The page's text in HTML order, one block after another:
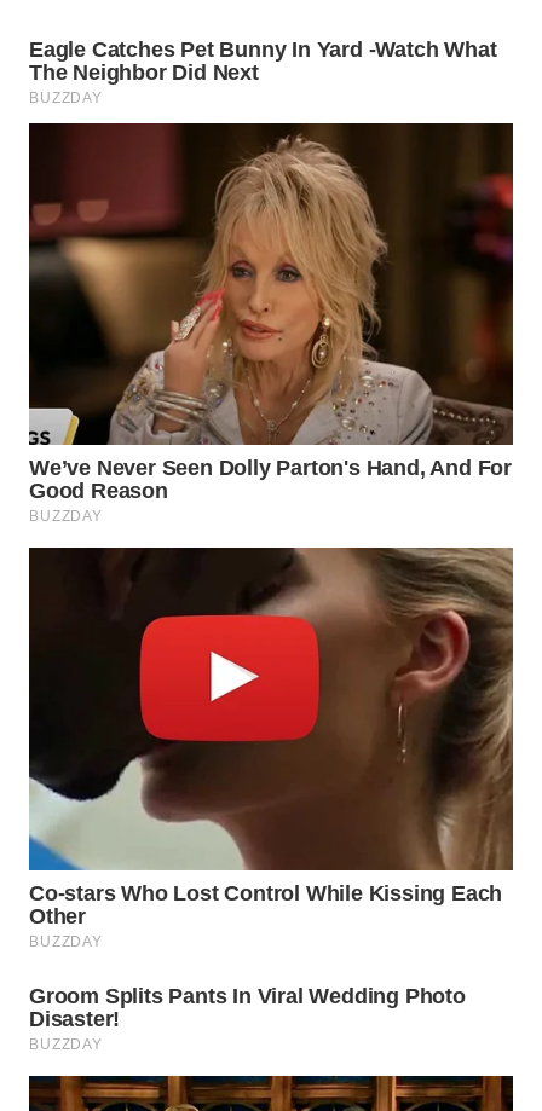
NIAS
WN
LANGKAT
SELATAN
WN
TANJUNG
LESUNG
KARO
WN
SIMALUNGUN
SERDANG
WN
TEBING
TINGGI
PAKPAK
KARAWANG